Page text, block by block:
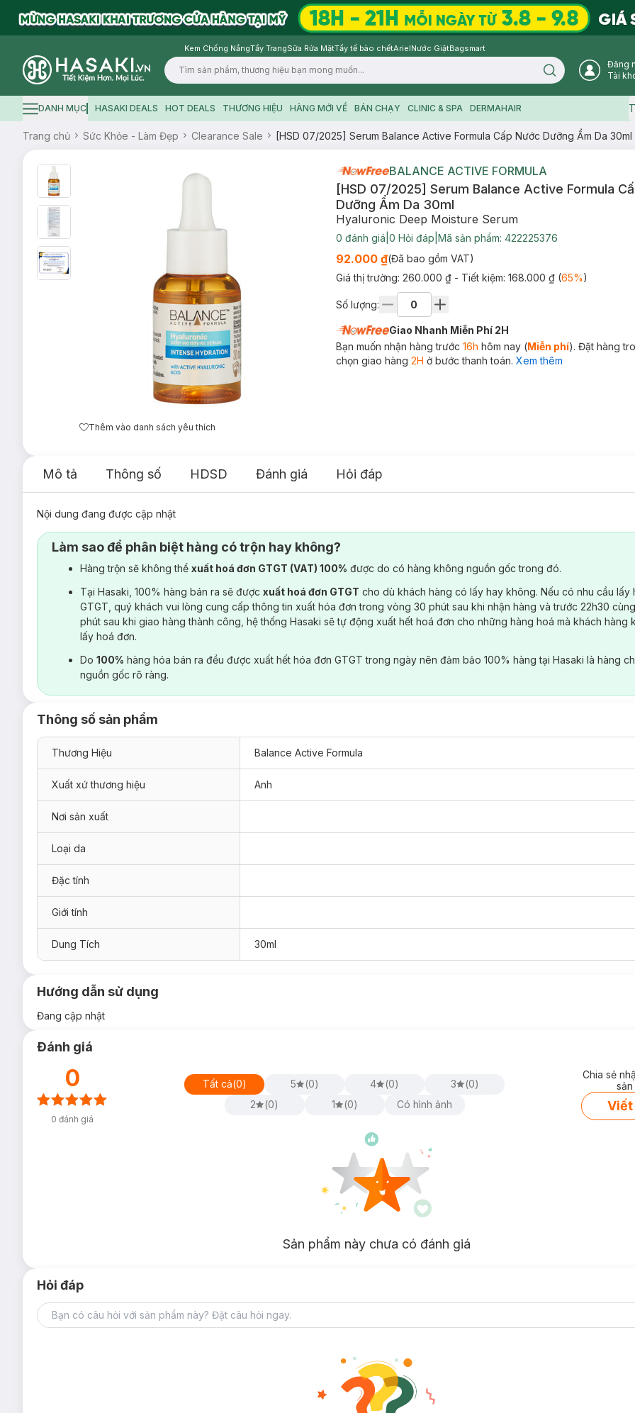
Kem Chống NắngTẩy TrangSữa Rửa MặtTẩy tế bào chếtArielNước GiặtBagsmart
Logo
Search icon
Đăng
Tài
Hamburger icon
DANH MỤC HASAKI DEALS HOT DEALS THƯƠNG HIỆU HÀNG MỚI VỀ BÁN CHẠY CLINIC & SPA DERMAHAIR
Trang chủ Sức Khỏe - Làm Đẹp Clearance Sale [HSD 07/2025] Serum Balance Active Formula Cấp Nước Dưỡng Ẩm Da 30ml
Thêm vào danh sách yêu thích
BALANCE ACTIVE FORMULA
[HSD 07/2025] Serum Balance Active Formula
Dưỡng Ẩm Da 30ml
Hyaluronic Deep Moisture Serum
0 đánh giá 0 Hỏi đáp Mã sản phẩm: 422225376
92.000 ₫(Đã bao gồm VAT)
Giá thị trường: 260.000 ₫ - Tiết kiệm: 168.000 ₫(65%)
Số lượng:
Giao Nhanh Miễn Phí 2H
Bạn muốn nhận hàng trước 16h hôm nay (Miễn phí). Đặt hàng
chọn giao hàng 2H ở bước thanh toán. Xem thêm
Mô tả Thông số HDSD Đánh giá Hỏi đáp
Nội dung đang được cập nhật
Làm sao để phân biệt hàng có trộn hay không?
Hàng trộn sẽ không thể xuất hoá đơn GTGT (VAT) 100% được do có hàng không nguồn gốc trong đó.
Tại Hasaki, 100% hàng bán ra sẽ được xuất hoá đơn GTGT cho dù khách hàng có lấy hay không. Nếu có nhu cầu lấy
GTGT, quý khách vui lòng cung cấp thông tin xuất hóa đơn trong vòng 30 phút sau khi nhận hàng và trước 22h30
phút sau khi giao hàng thành công, hệ thống Hasaki sẽ tự động xuất hết hoá đơn cho những hàng hoá mà khách hàng
lấy hoá đơn.
Do 100% hàng hóa bán ra đều được xuất hết hóa đơn GTGT trong ngày nên đảm bảo 100% hàng tại Hasaki là hàng
nguồn gốc rõ ràng.
Thông số sản phẩm
Thương Hiệu Balance Active Formula
Xuất xứ thương hiệu Anh
Nơi sản xuất
Loại da
Đặc tính
Giới tính
Dung Tích 30ml
Hướng dẫn sử dụng
Đang cập nhật
Đánh giá
0
0 đánh giá
Tất cả(0) 5 (0) 4 (0) 3 (0)
2
(0) 1 (0) Có hình ảnh
Chia sẻ
Viết
Sản phẩm này chưa có đánh giá
Hỏi đáp